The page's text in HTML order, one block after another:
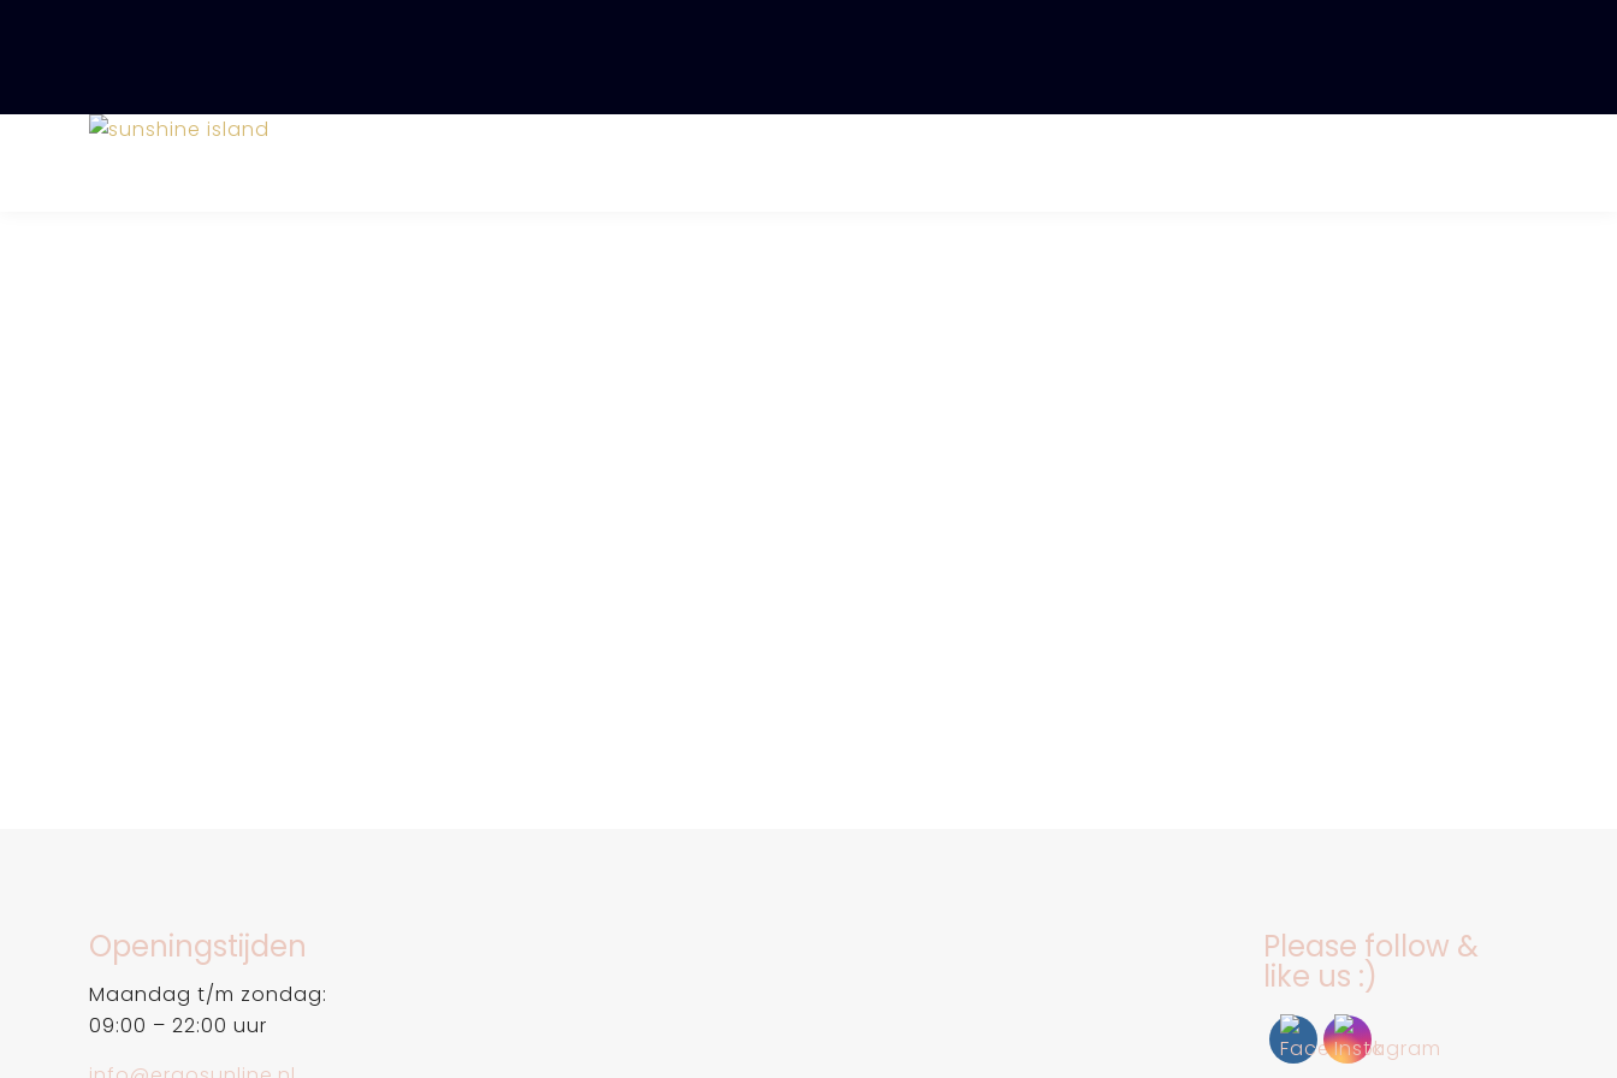
Openingstijden
Maandag t/m zondag:
09:00 – 22:00 uur
Please follow &
like us :)